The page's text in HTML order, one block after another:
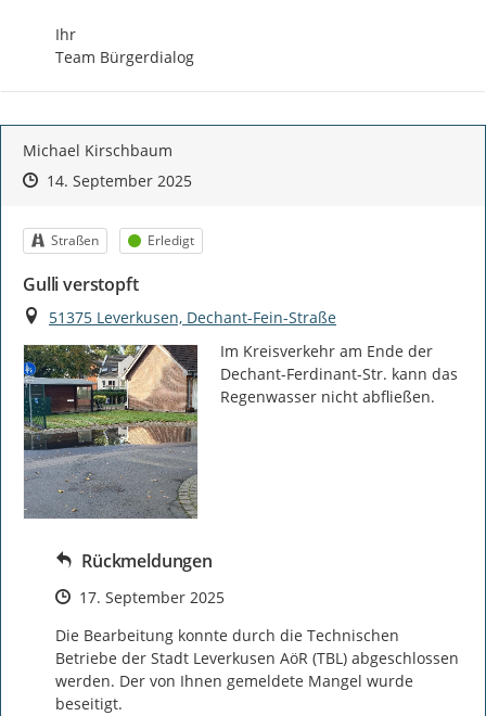
Ihr
Team Bürgerdialog
Michael Kirschbaum
Zeitpunkt des Erstellens
Zeitpunkt des Erstellens
14. September 2025Zur Äußerung
Kategorie
Straßen Status
Erledigt
Gulli verstopft
Ort
51375 Leverkusen, Dechant-Fein-Straße
Im Kreisverkehr am Ende der
Dechant-Ferdinant-Str. kann das
Regenwasser nicht abfließen.
Rückmeldungen
Zeitpunkt des Erstellens
17. September 2025
Die Bearbeitung konnte durch die Technischen
Betriebe der Stadt Leverkusen AöR (TBL) abgeschlossen
werden. Der von Ihnen gemeldete Mangel wurde
beseitigt.